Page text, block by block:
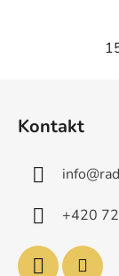
Kontakt
info@
+420